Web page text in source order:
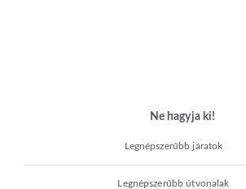
Ne hagyja ki!
Legnépszerűbb járatok
Legnépszerűbb útvonalak